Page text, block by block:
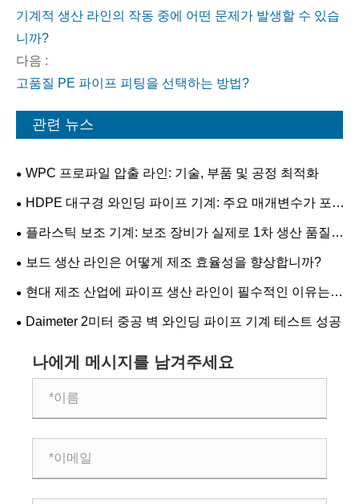
기계적 생산 라인의 작동 중에 어떤 문제가 발생할 수 있습
니까?
다음 :
고품질 PE 파이프 피팅을 선택하는 방법?
관련 뉴스
WPC 프로파일 압출 라인: 기술, 부품 및 공정 최적화
HDPE 대구경 와인딩 파이프 기계: 주요 매개변수가 포
함된 실용 가이드
플라스틱 보조 기계: 보조 장비가 실제로 1차 생산 품질
을 결정할 수 있습니까?
보드 생산 라인은 어떻게 제조 효율성을 향상합니까?
현대 제조 산업에 파이프 생산 라인이 필수적인 이유는
무엇입니까?
Daimeter 2미터 중공 벽 와인딩 파이프 기계 테스트 성공
나에게 메시지를 남겨주세요